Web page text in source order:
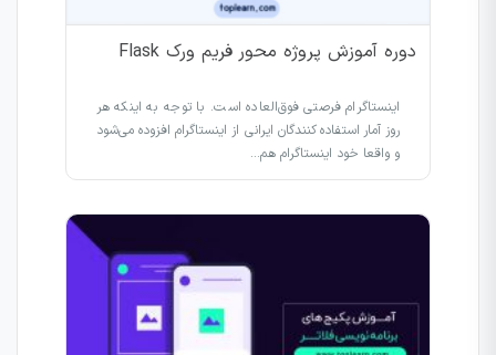
دوره آموزش پروژه محور فریم ورک Flask
اینستاگرام فرصتی فوق‌العاده است. با توجه به اینکه هر
روز آمار استفاده کنندگان ایرانی از اینستاگرام افزوده می‌شود
و واقعا خود اینستاگرام هم…